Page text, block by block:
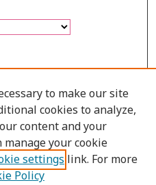
to make our site
cookies to analyze,
content and your
manage your cookie
settings link. For more
Policy